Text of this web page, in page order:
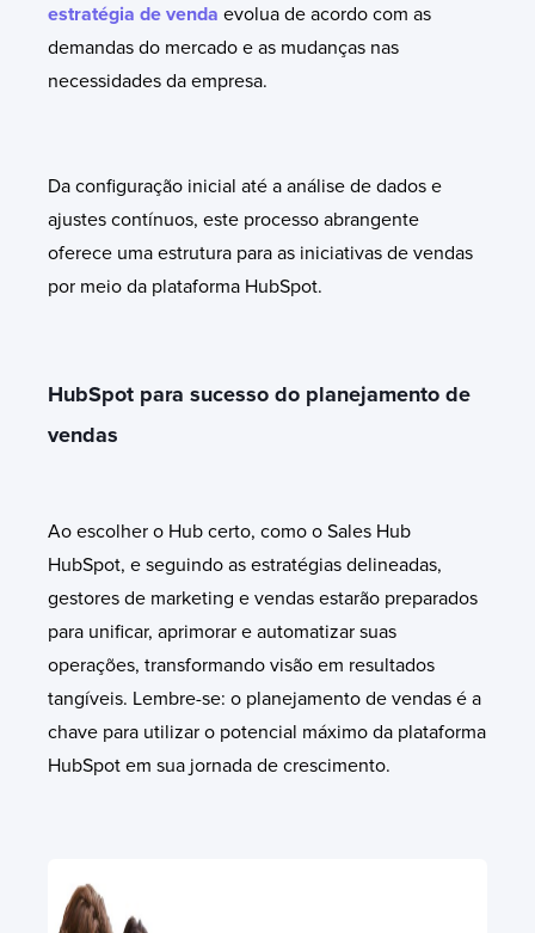
estratégia de venda evolua de acordo com as
demandas do mercado e as mudanças nas
necessidades da empresa.
Da configuração inicial até a análise de dados e
ajustes contínuos, este processo abrangente
oferece uma estrutura para as iniciativas de vendas
por meio da plataforma HubSpot.
HubSpot para sucesso do planejamento de
vendas
Ao escolher o Hub certo, como o Sales Hub
HubSpot, e seguindo as estratégias delineadas,
gestores de marketing e vendas estarão preparados
para unificar, aprimorar e automatizar suas
operações, transformando visão em resultados
tangíveis. Lembre-se: o planejamento de vendas é a
chave para utilizar o potencial máximo da plataforma
HubSpot em sua jornada de crescimento.